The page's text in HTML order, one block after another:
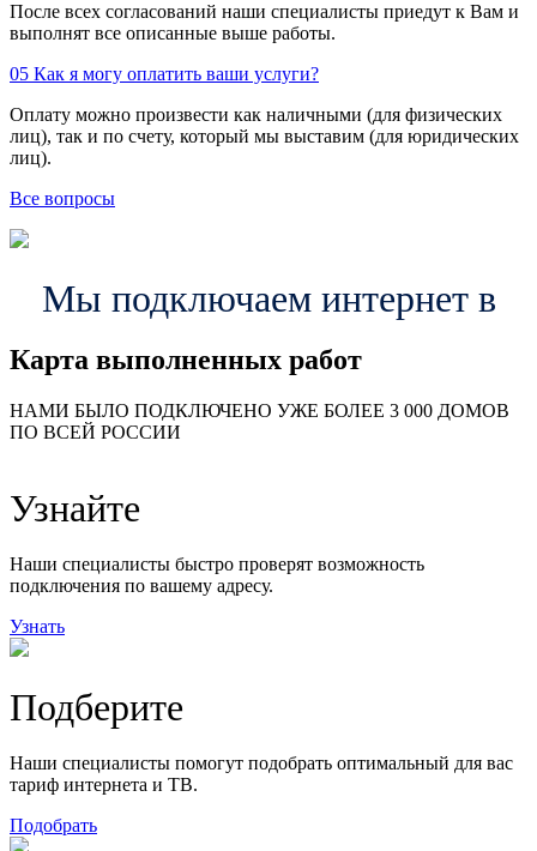
После всех согласований наши специалисты приедут к Вам и
выполнят все описанные выше работы.
05 Как я могу оплатить ваши услуги?
Оплату можно произвести как наличными (для физических
лиц), так и по счету, который мы выставим (для юридических
лиц).
Все вопросы
Мы подключаем интернет в
Карта выполненных работ
НАМИ БЫЛО ПОДКЛЮЧЕНО УЖЕ БОЛЕЕ 3 000 ДОМОВ
ПО ВСЕЙ РОССИИ
57
29
99
48
Узнайте
Наши специалисты быстро проверят возможность
подключения по вашему адресу.
Узнать
Подберите
Наши специалисты помогут подобрать оптимальный для вас
тариф интернета и ТВ.
Подобрать